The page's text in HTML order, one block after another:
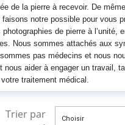
de la pierre à recevoir. De
notre possible pour vous
de pierre à l’unité,
Nous sommes attachés aux
pas médecins et nous
aider à engager un travail,
traitement médical.
Trier par
Choisir